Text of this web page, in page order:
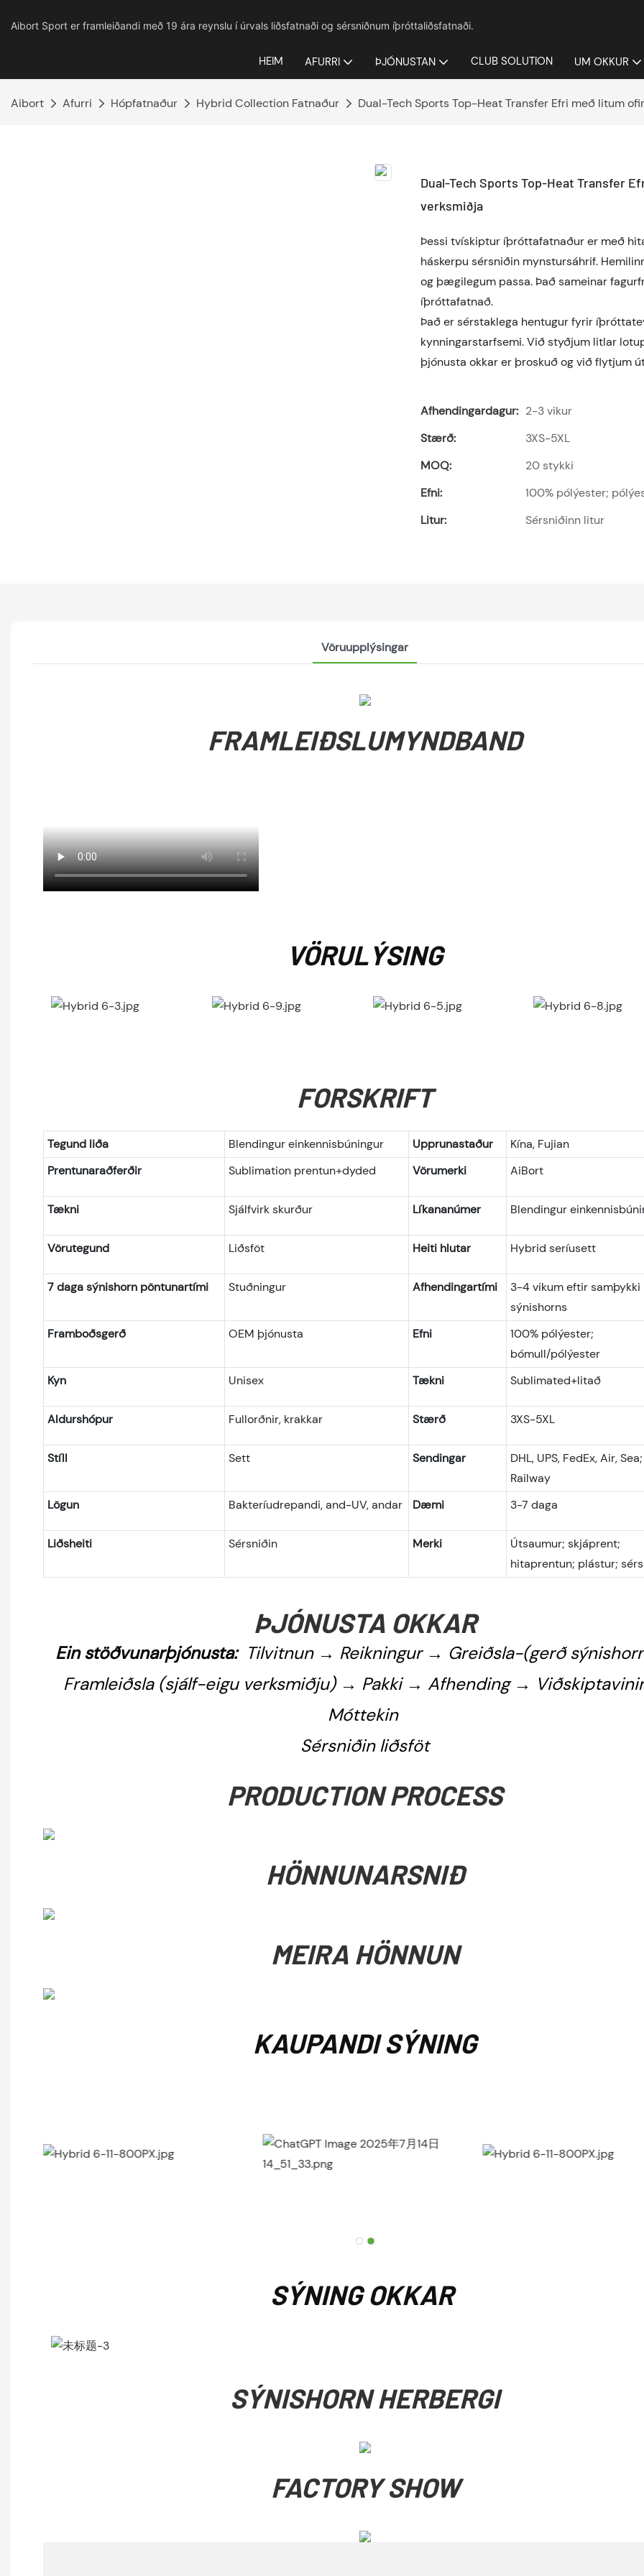
Aibort Sport er framleiðandi með 19 ára reynslu í úrvals liðsfatnaði og sérsniðnum íþróttaliðsfatnaði.
HEIM AFURRI ÞJÓNUSTAN CLUB SOLUTION UM OKKUR
Aibort Afurri Hópfatnaður Hybrid Collection Fatnaður Dual-Tech Sports Top-Heat Transfer Efri með litum
Dual-Tech Sports Top-Heat Transfer
verksmiðja
Þessi tvískiptur íþróttafatnaður er með
háskerpu sérsniðin mynstursáhrif.
og þægilegum passa. Það sameinar
íþróttafatnað.
Það er sérstaklega hentugur fyrir
kynningarstarfsemi.Við styðjum litlar
þjónusta okkar er þroskuð og við flytjum
Afhendingardagur: 2-3 vikur
Stærð:
3XS-5XL
MOQ:
20 stykki
Efni:
100% pólýester;
Litur:
Sérsniðinn litur
Vöruupplýsingar
FRAMLEIÐSLUMYNDBAND
VÖRULÝSING
FORSKRIFT
Tegund liða Blendingur einkennisbúningur Upprunastaður
Kína, Fujian
Prentunaraðferðir
Sublimation prentun+dyded Vörumerki AiBort
Tækni Sjálfvirk skurður Líkananúmer Blendingur
Vörutegund Liðsföt Heiti hlutar Hybrid seríusett
7 daga sýnishorn pöntunartími Stuðningur Afhendingartími
3-4 vikum eftir samþykki
sýnishorns
Framboðsgerð
OEM þjónusta Efni
100% pólýester;
bómull/pólýester
Kyn
Unisex Tækni Sublimated+litað
Aldurshópur Fullorðnir, krakkar Stærð 3XS-5XL
Stíll Sett Sendingar
DHL, UPS, FedEx, Air, Sea;
Railway
Lögun
Bakteríudrepandi, and-UV, andar Dæmi 3-7 daga
Liðsheiti Sérsniðin Merki
Útsaumur; skjáprent;
hitaprentun; plástur;
ÞJÓNUSTA OKKAR
Ein stöðvunarþjónusta: Tilvitnun → Reikningur → Greiðsla-(gerð
Framleiðsla (sjálf-eigu verksmiðju) → Pakki → Afhending →
Móttekin
Sérsniðin liðsföt
PRODUCTION PROCESS
HÖNNUNARSNIÐ
MEIRA HÖNNUN
KAUPANDI SÝNING
SÝNING OKKAR
SÝNISHORN HERBERGI
FACTORY SHOW